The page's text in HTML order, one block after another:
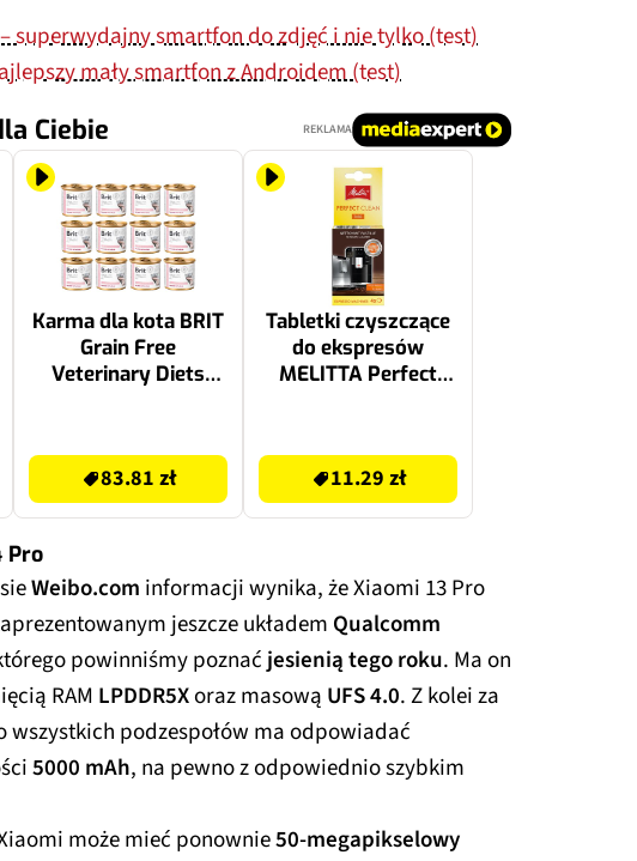
superwydajny smartfon do zdjęć i nie tylko (test)
mały smartfon z Androidem (test)
Ciebie REKLAMA
Karma dla kota BRIT
Grain Free
Veterinary Diets
83.81 zł
Tabletki czyszczące
do ekspresów
MELITTA Perfect
11.29 zł
Pro
Weibo.com informacji wynika, że Xiaomi 13 Pro
jeszcze układem Qualcomm
powinniśmy poznać jesienią tego roku. Ma on
RAM LPDDR5Xoraz masową UFS 4.0. Z kolei za
wszystkich podzespołów ma odpowiadać
5000 mAh, na pewno z odpowiednio szybkim
może mieć ponownie50-megapikselowy